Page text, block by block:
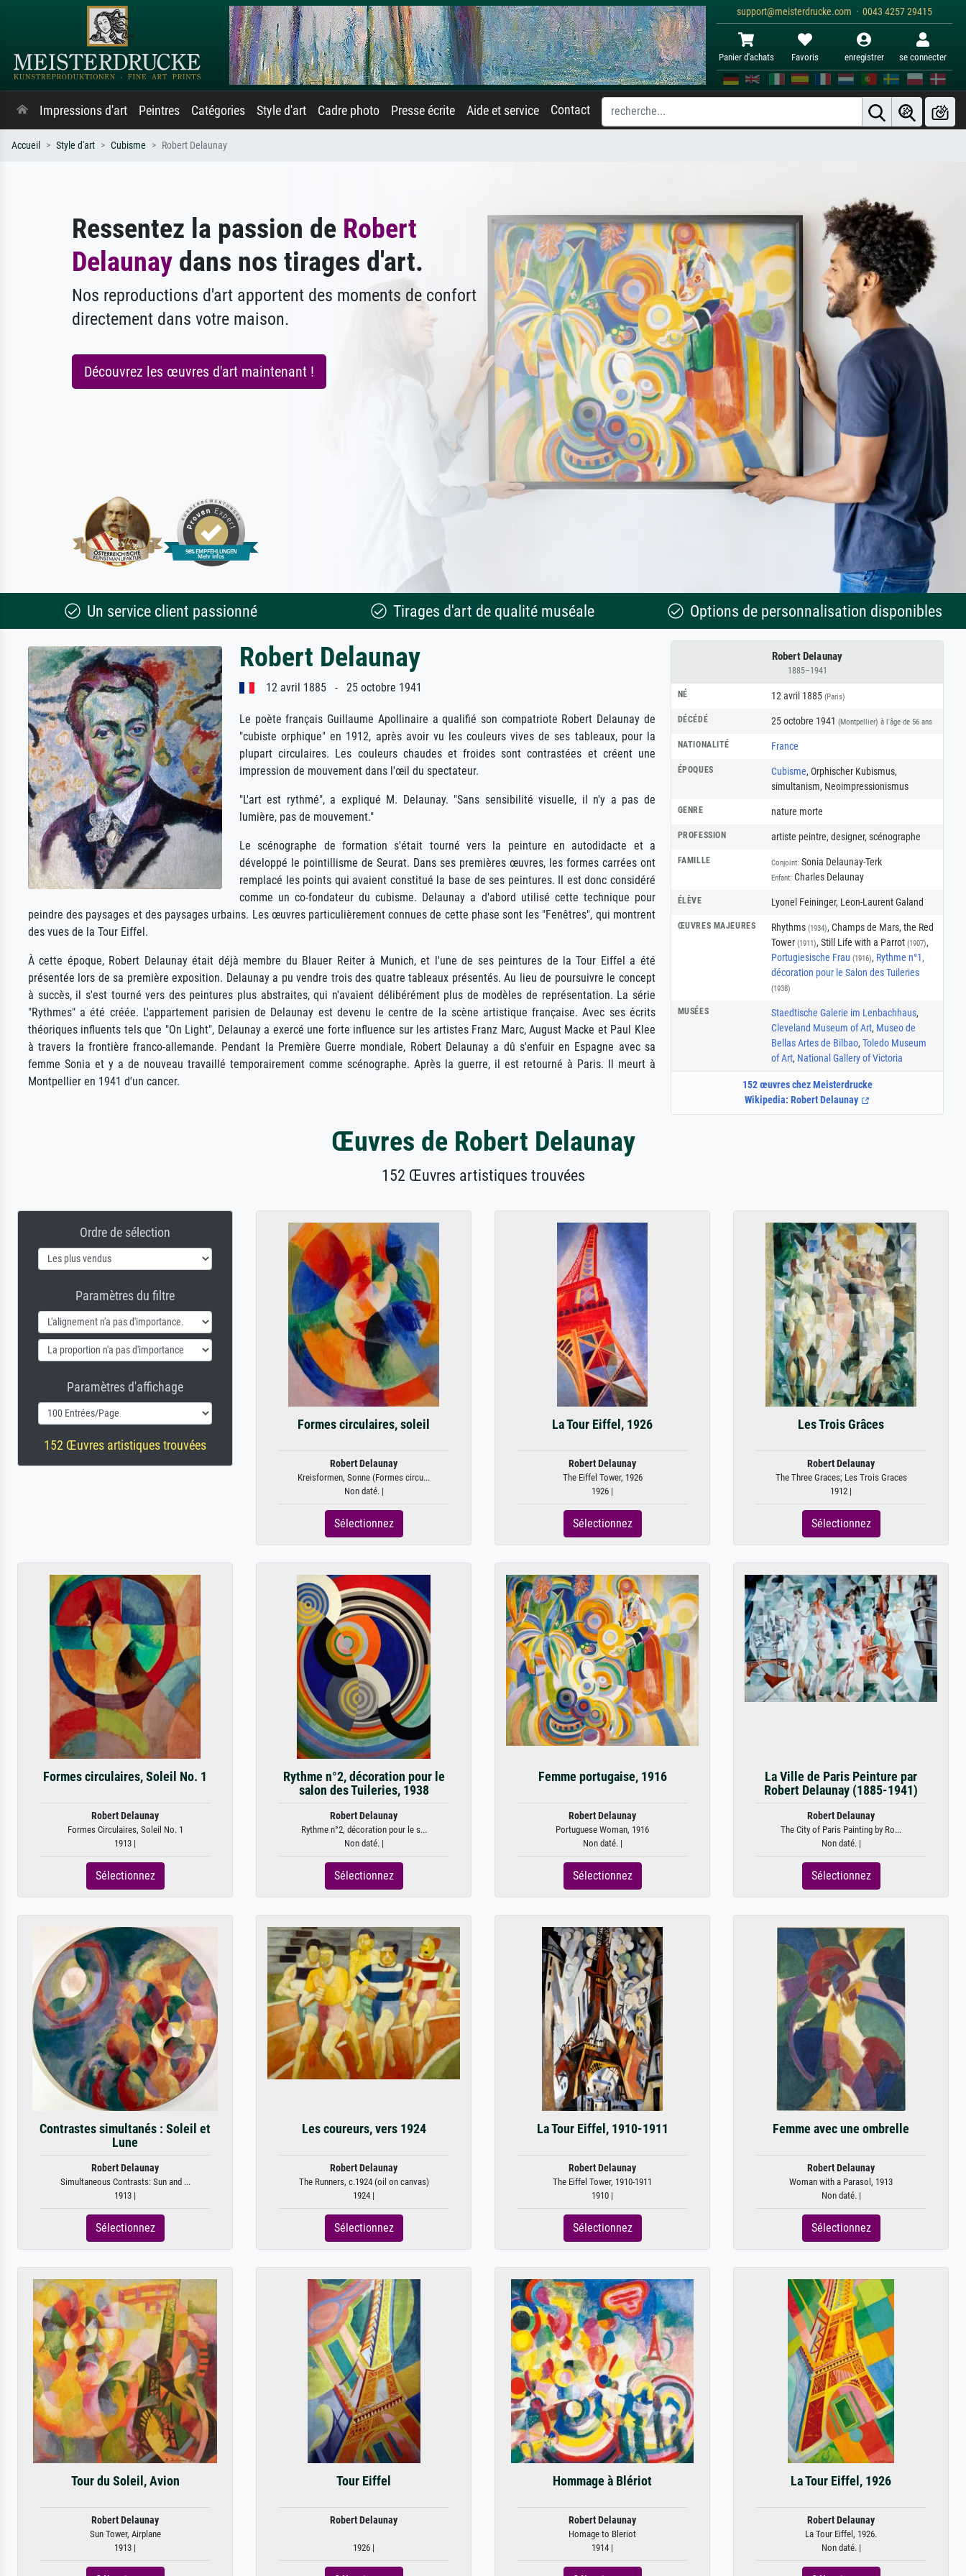
support@meisterdrucke.com · 0043 4257 29415
Panier d'achats Favoris enregistrer se connecter
Impressions d'art Peintres Catégories Style d'art Cadre photo Presse écrite Aide et service Contact
Accueil Style d'art Cubisme Robert Delaunay
Ressentez la passion de Robert
Delaunay dans nos tirages d'art.
Nos reproductions d'art apportent des moments de confort
directement dans votre maison.
Découvrez les œuvres d'art maintenant !
Un service client passionné Tirages d'art de qualité muséale Options de personnalisation disponibles
Robert Delaunay
1885–1941
NÉ 12 avril 1885 (Paris)
DÉCÉDÉ 25 octobre 1941 (Montpellier) à l'âge de 56 ans
NATIONALITÉ France
ÉPOQUES Cubisme, Orphischer Kubismus,
simultanism, Neoimpressionismus
GENRE nature morte
PROFESSION artiste peintre, designer, scénographe
FAMILLE Conjoint: Sonia Delaunay-Terk
Enfant: Charles Delaunay
ÉLÈVE Lyonel Feininger, Leon-Laurent Galand
ŒUVRES MAJEURES Rhythms (1934), Champs de Mars, the Red
Tower (1911), Still Life with a Parrot (1907),
Portugiesische Frau (1916), Rythme n°1,
décoration pour le Salon des Tuileries
(1938)
MUSÉES Staedtische Galerie im Lenbachhaus,
Cleveland Museum of Art, Museo de
Bellas Artes de Bilbao, Toledo Museum
of Art, National Gallery of Victoria
152 œuvres chez Meisterdrucke
Wikipedia: Robert Delaunay
Robert Delaunay
12 avril 1885 - 25 octobre 1941
Le poète français Guillaume Apollinaire a qualifié son compatriote Robert Delaunay de
"cubiste orphique" en 1912, après avoir vu les couleurs vives de ses tableaux, pour la
plupart circulaires. Les couleurs chaudes et froides sont contrastées et créent une
impression de mouvement dans l'œil du spectateur.
"L'art est rythmé", a expliqué M. Delaunay. "Sans sensibilité visuelle, il n'y a pas de
lumière, pas de mouvement."
Le scénographe de formation s'était tourné vers la peinture en autodidacte et a
développé le pointillisme de Seurat. Dans ses premières œuvres, les formes carrées ont
remplacé les points qui avaient constitué la base de ses peintures. Il est donc considéré
comme un co-fondateur du cubisme. Delaunay a d'abord utilisé cette technique pour
peindre des paysages et des paysages urbains. Les œuvres particulièrement connues de cette phase sont les "Fenêtres", qui montrent
des vues de la Tour Eiffel.
À cette époque, Robert Delaunay était déjà membre du Blauer Reiter à Munich, et l'une de ses peintures de la Tour Eiffel a été
présentée lors de sa première exposition. Delaunay a pu vendre trois des quatre tableaux présentés. Au lieu de poursuivre le concept
à succès, il s'est tourné vers des peintures plus abstraites, qui n'avaient délibérément plus de modèles de représentation. La série
"Rythmes" a été créée. L'appartement parisien de Delaunay est devenu le centre de la scène artistique française. Avec ses écrits
théoriques influents tels que "On Light", Delaunay a exercé une forte influence sur les artistes Franz Marc, August Macke et Paul Klee
à travers la frontière franco-allemande. Pendant la Première Guerre mondiale, Robert Delaunay a dû s'enfuir en Espagne avec sa
femme Sonia et y a de nouveau travaillé temporairement comme scénographe. Après la guerre, il est retourné à Paris. Il meurt à
Montpellier en 1941 d'un cancer.
Œuvres de Robert Delaunay
152 Œuvres artistiques trouvées
Ordre de sélection
Paramètres du filtre
Paramètres d'affichage
152 Œuvres artistiques trouvées
Formes circulaires, soleil
Robert Delaunay
Kreisformen, Sonne (Formes circu...
Non daté. |
Sélectionnez
La Tour Eiffel, 1926
Robert Delaunay
The Eiffel Tower, 1926
1926 |
Sélectionnez
Les Trois Grâces
Robert Delaunay
The Three Graces; Les Trois Graces
1912 |
Sélectionnez
Formes circulaires, Soleil No. 1
Robert Delaunay
Formes Circulaires, Soleil No. 1
1913 |
Sélectionnez
Rythme n°2, décoration pour le
salon des Tuileries, 1938
Robert Delaunay
Rythme n°2, décoration pour le s...
Non daté. |
Sélectionnez
Femme portugaise, 1916
Robert Delaunay
Portuguese Woman, 1916
Non daté. |
Sélectionnez
La Ville de Paris Peinture par
Robert Delaunay (1885-1941)
Robert Delaunay
The City of Paris Painting by Ro...
Non daté. |
Sélectionnez
Contrastes simultanés : Soleil et
Lune
Robert Delaunay
Simultaneous Contrasts: Sun and ...
1913 |
Sélectionnez
Les coureurs, vers 1924
Robert Delaunay
The Runners, c.1924 (oil on canvas)
1924 |
Sélectionnez
La Tour Eiffel, 1910-1911
Robert Delaunay
The Eiffel Tower, 1910-1911
1910 |
Sélectionnez
Femme avec une ombrelle
Robert Delaunay
Woman with a Parasol, 1913
Non daté. |
Sélectionnez
Tour du Soleil, Avion
Robert Delaunay
Sun Tower, Airplane
1913 |
Tour Eiffel
Robert Delaunay
1926 |
Hommage à Blériot
Robert Delaunay
Homage to Bleriot
1914 |
La Tour Eiffel, 1926
Robert Delaunay
La Tour Eiffel, 1926.
Non daté. |